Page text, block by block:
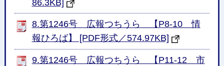
86.3KB]
8.第1246号 広報つちうら 【P8-10 情
報ひろば】 [PDF形式／574.97KB]
9.第1246号 広報つちうら 【P11-12 市